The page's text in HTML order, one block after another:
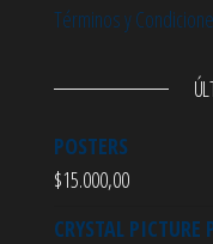
Términos y
POSTERS
$15.000,00
CRYSTAL